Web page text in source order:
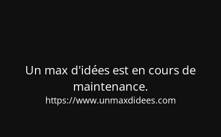
Un max d'idées est en cours de
maintenance.
https://www.unmaxdidees.com